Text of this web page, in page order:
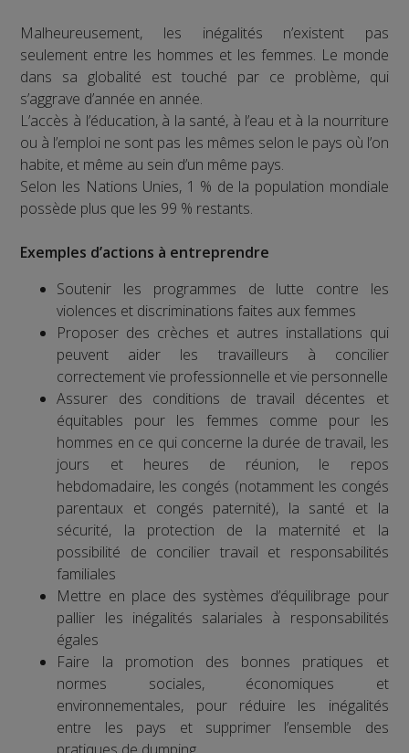
Malheureusement, les inégalités n’existent pas
seulement entre les hommes et les femmes. Le monde
dans sa globalité est touché par ce problème, qui
s’aggrave d’année en année.
L’accès à l’éducation, à la santé, à l’eau et à la nourriture
ou à l’emploi ne sont pas les mêmes selon le pays où l’on
habite, et même au sein d’un même pays.
Selon les Nations Unies, 1 % de la population mondiale
possède plus que les 99 % restants.
Exemples d’actions à entreprendre
Soutenir les programmes de lutte contre les
violences et discriminations faites aux femmes
Proposer des crèches et autres installations qui
peuvent aider les travailleurs à concilier
correctement vie professionnelle et vie personnelle
Assurer des conditions de travail décentes et
équitables pour les femmes comme pour les
hommes en ce qui concerne la durée de travail, les
jours et heures de réunion, le repos
hebdomadaire, les congés (notamment les congés
parentaux et congés paternité), la santé et la
sécurité, la protection de la maternité et la
possibilité de concilier travail et responsabilités
familiales
Mettre en place des systèmes d’équilibrage pour
pallier les inégalités salariales à responsabilités
égales
Faire la promotion des bonnes pratiques et
normes sociales, économiques et
environnementales, pour réduire les inégalités
entre les pays et supprimer l’ensemble des